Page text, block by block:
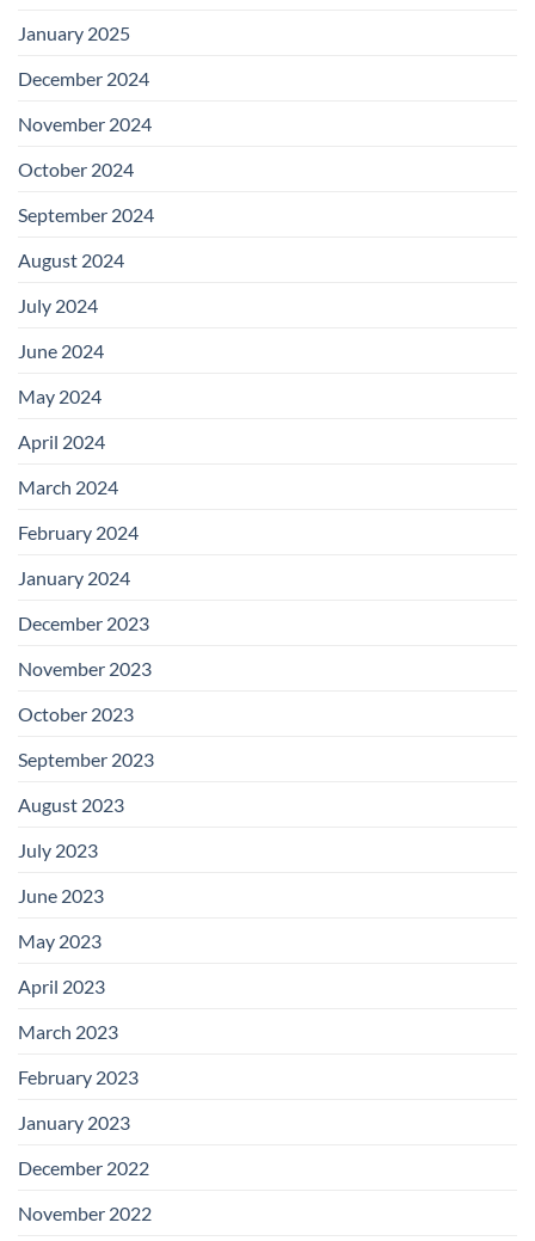
January 2025
December 2024
November 2024
October 2024
September 2024
August 2024
July 2024
June 2024
May 2024
April 2024
March 2024
February 2024
January 2024
December 2023
November 2023
October 2023
September 2023
August 2023
July 2023
June 2023
May 2023
April 2023
March 2023
February 2023
January 2023
December 2022
November 2022